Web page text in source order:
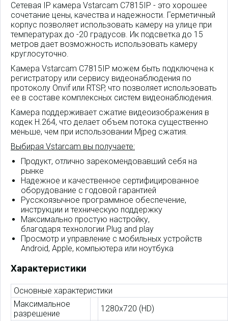
Сетевая IP камера Vstarcam C7815IP - это хорошее
сочетание цены, качества и надежности. Герметичный
корпус позволяет использовать камеру на улице при
температурах до -20 градусов. Ик подсветка до 15
метров дает возможность использовать камеру
круглосуточно.
Камера Vstarcam C7815IP можем быть подключена к
регистратору или сервису видеонаблюдения по
протоколу Onvif или RTSP, что позволяет использовать
ее в составе комплексных систем видеонаблюдения.
Камера поддерживает сжатие видеоизображения в
кодек H.264, что делает объем потока существенно
меньше, чем при использовании Mjpeg сжатия.
Выбирая Vstarcam вы получаете:
Продукт, отлично зарекомендовавший себя на
рынке
Надежное и качественное сертифицированное
оборудование с годовой гарантией
Русскоязычное программное обеспечение,
инструкции и техническую поддержку
Максимально простую настройку,
благодаря технологии Plug and play
Просмотр и управление с мобильных устройств
Android, Apple, компьютера или ноутбука
Характеристики
Основные характеристики
Максимальное
разрешение
1280x720 (HD)